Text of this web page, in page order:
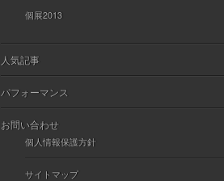
個展2013
人気記事
パフォーマンス
お問い合わせ
個人情報保護方針
サイトマップ